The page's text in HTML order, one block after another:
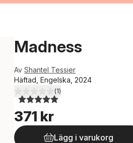
Madness
Av Shantel Tessier
Häftad, Engelska, 2024
5,0utav 5 stjärnor. Totalt antal röster:
(1)
371 kr
Lägg i varukorg